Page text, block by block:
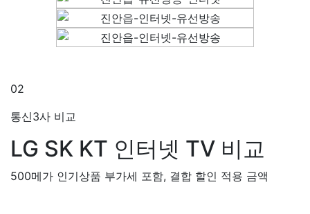
02
통신3사 비교
LG SK KT 인터넷 TV 비교
500메가 인기상품 부가세 포함, 결합 할인 적용 금액